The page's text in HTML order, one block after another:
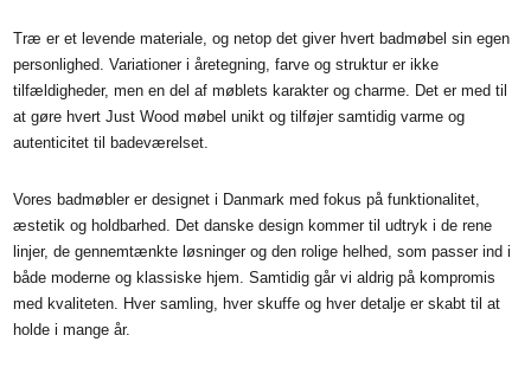
Træ er et levende materiale, og netop det giver hvert badmøbel sin egen
personlighed. Variationer i åretegning, farve og struktur er ikke
tilfældigheder, men en del af møblets karakter og charme. Det er med til
at gøre hvert Just Wood møbel unikt og tilføjer samtidig varme og
autenticitet til badeværelset.
Vores badmøbler er designet i Danmark med fokus på funktionalitet,
æstetik og holdbarhed. Det danske design kommer til udtryk i de rene
linjer, de gennemtænkte løsninger og den rolige helhed, som passer ind i
både moderne og klassiske hjem. Samtidig går vi aldrig på kompromis
med kvaliteten. Hver samling, hver skuffe og hver detalje er skabt til at
holde i mange år.